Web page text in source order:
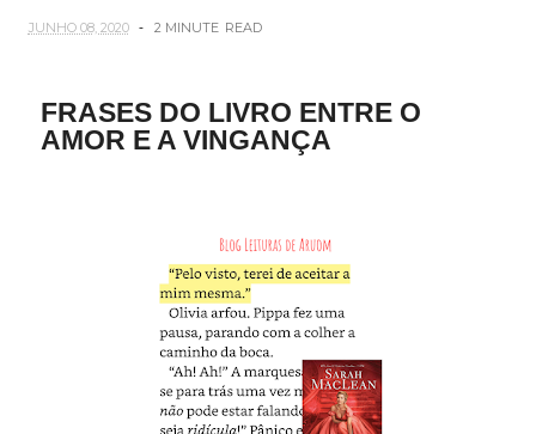
JUNHO 08, 2020 2 MINUTE READ
FRASES DO LIVRO ENTRE O
AMOR E A VINGANÇA